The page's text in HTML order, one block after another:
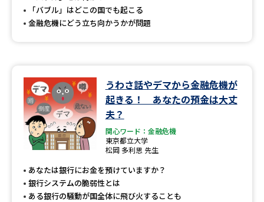
先輩が入学を決めた理由 テレメール全国一斉進学調査
新生活お役立ちガイド
学問発見
「バブル」はどこの国でも起こる
金融危機にどう立ち向かうかが問題
うわさ話やデマから金融危機が
起きる！ あなたの預金は大丈
夫？
関心ワード：金融危機
東京都立大学
松岡 多利思 先生
あなたは銀行にお金を預けていますか？
銀行システムの脆弱性とは
ある銀行の騒動が国全体に飛び火することも